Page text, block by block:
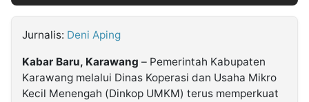
Jurnalis: Deni Aping
Kabar Baru, Karawang – Pemerintah Kabupaten
Karawang melalui Dinas Koperasi dan Usaha Mikro
Kecil Menengah (Dinkop UMKM) terus memperkuat